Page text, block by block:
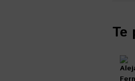
Te